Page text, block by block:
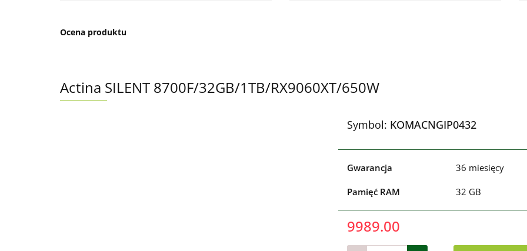
Ocena produktu
Actina SILENT 8700F/32GB/1TB/RX9060XT/650W
Symbol: KOMACNGIP0432
Gwarancja 36 miesięcy
Pamięć RAM 32 GB
9989.00